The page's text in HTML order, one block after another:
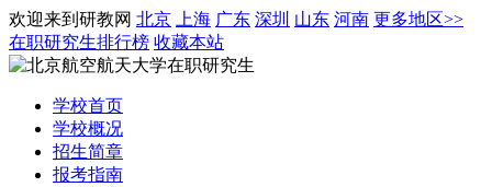
欢迎来到研教网 北京 上海 广东 深圳 山东 河南 更多地区>>
在职研究生排行榜 收藏本站
学校首页
学校概况
招生简章
报考指南